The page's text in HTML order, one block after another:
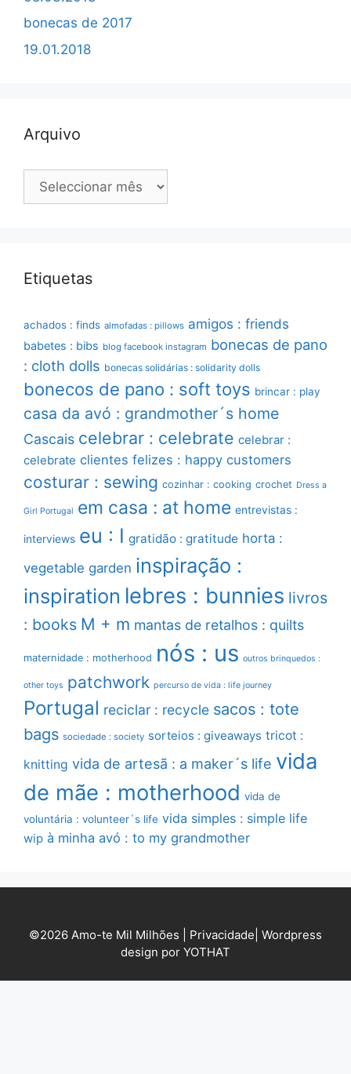
bonecas de 2017
19.01.2018
Arquivo
Arquivo
Etiquetas
achados : finds almofadas : pillows amigos : friends
babetes : bibs blog facebook instagram bonecas de pano
: cloth dolls bonecas solidárias : solidarity dolls
bonecos de pano : soft toys brincar : play
casa da avó : grandmother´s home
Cascais celebrar : celebrate celebrar :
celebrate clientes felizes : happy customers
costurar : sewing cozinhar : cooking crochet Dress a
Girl Portugal em casa : at home entrevistas :
interviews eu : I gratidão : gratitude horta :
vegetable garden inspiração :
inspiration lebres : bunnies livros
: books M + m mantas de retalhos : quilts
maternidade : motherhood nós : us outros brinquedos :
other toys patchwork percurso de vida : life journey
Portugal reciclar : recycle sacos : tote
bags sociedade : society sorteios : giveaways tricot :
knitting vida de artesã : a maker´s life vida
de mãe : motherhood vida de
voluntária : volunteer´s life vida simples : simple life
wip à minha avó : to my grandmother
©2026 Amo-te Mil Milhões | Privacidade Wordpress
design por YOTHAT